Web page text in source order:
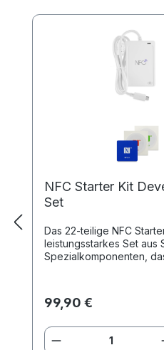
Produktgalerie überspringen
NFC Starter Kit
Set
Das 22-teilige NFC
leistungsstarkes Set aus
Spezialkomponenten,
99,90 €
Produkt